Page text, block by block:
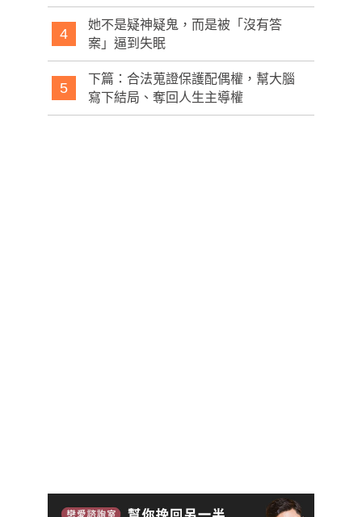
4
她不是疑神疑鬼，而是被「沒有答
案」逼到失眠
5
下篇：合法蒐證保護配偶權，幫大腦
寫下結局、奪回人生主導權